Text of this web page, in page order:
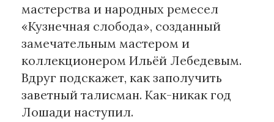
Материалы партнеров
АКИ
Artists / Художники.РФ
n'RIS
Онлайн патент
мастерства и народных ремесел
«Кузнечная слобода», созданный
замечательным мастером и
коллекционером Ильёй Лебедевым.
Вдруг подскажет, как заполучить
заветный талисман. Как-никак год
Лошади наступил.